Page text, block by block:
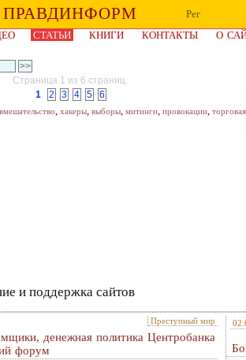
ПРАВДИНФОРМ
Рег
СТАТЬИ КНИГИ КОНТАКТЫ
О
Страница 1 из 6 страниц.
1
2 3 4 5 6
вмешательство, хакеры, выборы, митинги, провокации,
и поддержка сайтов
Преступный мир
денежная политика Центробанка
форум